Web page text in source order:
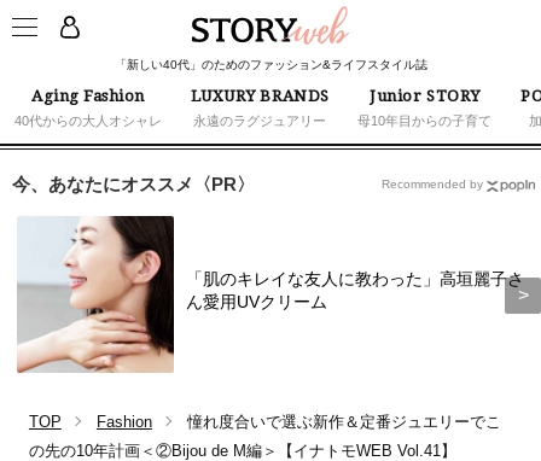
「新しい40代」のためのファッション&ライフスタイル誌
Aging Fashion
40代からの大人オシャレ
LUXURY BRANDS
永遠のラグジュアリー
Junior STORY
母10年目からの子育て
今、あなたにオススメ〈PR〉
「肌のキレイな友人に教わった」高垣麗子さ
ん愛用UVクリーム
Recommended by
TOP Fashion
憧れ度合いで選ぶ新作＆定番ジュエリーでこ
の先の10年計画＜②Bijou de M編＞【イナトモWEB Vol.41】